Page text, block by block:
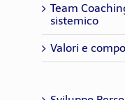
Team
sistemico
Valori e